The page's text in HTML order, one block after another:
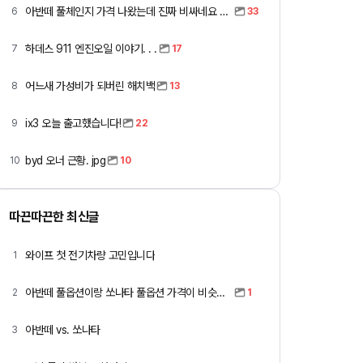
6 아반떼 풀체인지 가격 나왔는데 진짜 비싸네요 ㅎㅎ 33
7 하데스 911 엔진오일 이야기. . . 17
8 어느새 가성비가 되버린 해치백 13
9 ix3 오늘 출고했습니다! 22
10 byd 오너 근황. jpg 10
따끈따끈한 최신글
1 와이프 첫 전기차량 고민입니다
2 아반떼 풀옵션이랑 쏘나타 풀옵션 가격이 비슷하네요 1
3 아반떼 vs. 쏘나타